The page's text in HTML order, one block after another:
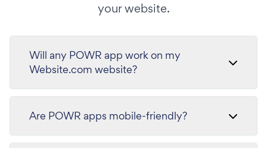
your website.
Will any POWR app work on my
Website.com website?
Are POWR apps mobile-friendly?